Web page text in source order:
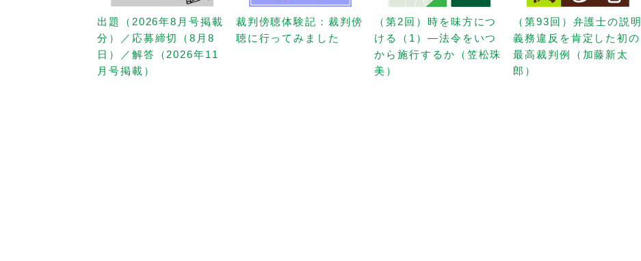
出題（2026年8月号掲載
分）／応募締切（8月8
日）／解答（2026年11
月号掲載）
裁判傍聴体験記：裁判傍
聴に行ってみました
（第2回）時を味方につ
ける（1）—法令をいつ
から施行するか（笠松珠
美）
（第93回）弁護士の説明
義務違反を肯定した初の
最高裁判例（加藤新太
郎）